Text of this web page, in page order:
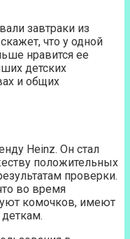
завтраки из
что у одной
нравится ее
детских
и общих
Heinz. Он стал
положительных
проверки.
во время
комочков, имеют